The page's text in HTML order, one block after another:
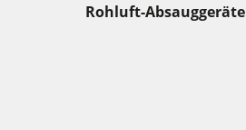
Rohluft-Absauggeräte